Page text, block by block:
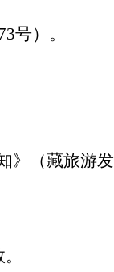
号）。
》（藏旅游发